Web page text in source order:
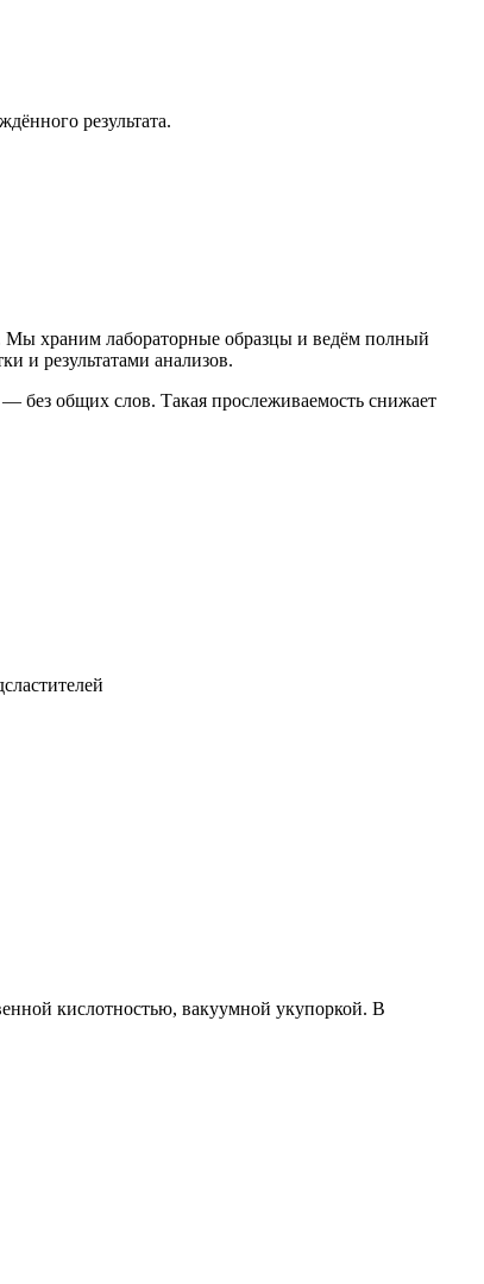
результата.
Мы храним лабораторные образцы и ведём полный
и результатами анализов.
без общих слов. Такая прослеживаемость снижает
кислотностью, вакуумной укупоркой. В